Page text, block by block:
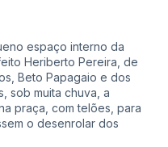
espaço interno da
Heriberto Pereira, de
Beto Papagaio e dos
sob muita chuva, a
praça, com telões, para
o desenrolar dos